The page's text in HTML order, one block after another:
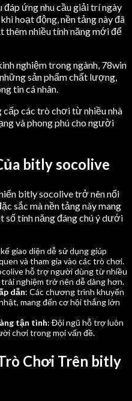
ứng nhu cầu giải trí ngày
hoạt động, nền tảng này đã
thêm nhiều tính năng mới để
nghiệm trong ngành, 78win
sản phẩm chất lượng,
tin cá nhân.
các trò chơi từ nhiều nhà
và phong phú cho người
bitly socolive
bitly socolive trở nên nổi
sắc mà nền tảng này mang
số tính năng đáng chú ý dưới
giao diện dễ sử dụng giúp
và tham gia vào các trò chơi.
hỗ trợ người dùng từ nhiều
nghiệm trở nên dễ dàng hơn.
dẫn: Các chương trình khuyến
mang đến cơ hội thắng lớn
tận tình: Đội ngũ hỗ trợ luôn
chơi trong mọi vấn đề.
Chơi Trên bitly